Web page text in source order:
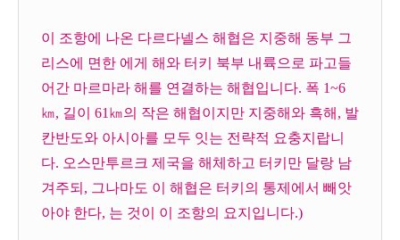
이 조항에 나온 다르다넬스 해협은 지중해 동부 그
리스에 면한 에게 해와 터키 북부 내륙으로 파고들
어간 마르마라 해를 연결하는 해협입니다. 폭 1~6
㎞, 길이 61㎞의 작은 해협이지만 지중해와 흑해, 발
칸반도와 아시아를 모두 잇는 전략적 요충지랍니
다. 오스만투르크 제국을 해체하고 터키만 달랑 남
겨주되, 그나마도 이 해협은 터키의 통제에서 빼앗
아야 한다, 는 것이 이 조항의 요지입니다.)